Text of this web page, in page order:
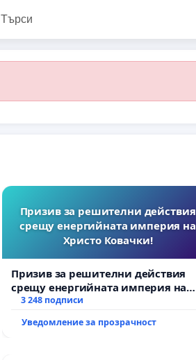
Търси
Призив за решителни действия
срещу енергийната империя на
Христо Ковачки!
Призив за решителни действия
срещу енергийната империя на
Христо Ковачки!
3 248 подписи
Уведомление за прозрачност